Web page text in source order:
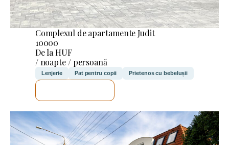
Complexul de apartamente Judit
10000
De la HUF
/ noapte / persoană
Lenjerie Pat pentru copii Prietenos cu bebelușii